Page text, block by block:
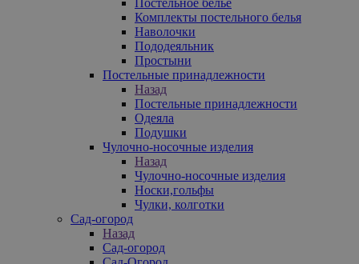
Комплекты постельного белья
Наволочки
Пододеяльник
Простыни
Постельные принадлежности
Назад
Постельные принадлежности
Одеяла
Подушки
Чулочно-носочные изделия
Назад
Чулочно-носочные изделия
Носки,гольфы
Чулки, колготки
Сад-огород
Назад
Сад-огород